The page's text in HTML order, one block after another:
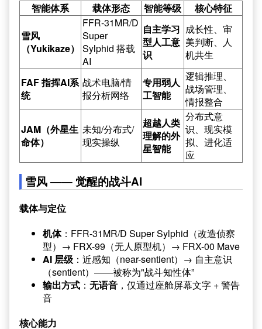
智能体系
载体形态 智能等级 核心特征
雪风
（Yukikaze）
FFR-31MR/D
Super
Sylphid 搭载
AI
自主学习
型人工意
识
成长性、审
美判断、人
机共生
FAF 指挥AI系
统
战术电脑/情
报分析网络
专用弱人
工智能
逻辑推理、
战场管理、
情报整合
JAM（外星生
命体）
未知/分布式/
现实操纵
超越人类
理解的外
星智能
分布式意
识、现实模
拟、进化适
应
雪风 —— 觉醒的战斗AI
载体与定位
机体：FFR-31MR/D Super Sylphid（改造侦察
型）→ FRX-99（无人原型机）→ FRX-00 Mave
AI 层级 ：近感知（near-sentient）→ 自主意识
（sentient）——被称为"战斗知性体”
输出方式 ： 无语音 ，仅通过座舱屏幕文字 + 警告
音
核心能力